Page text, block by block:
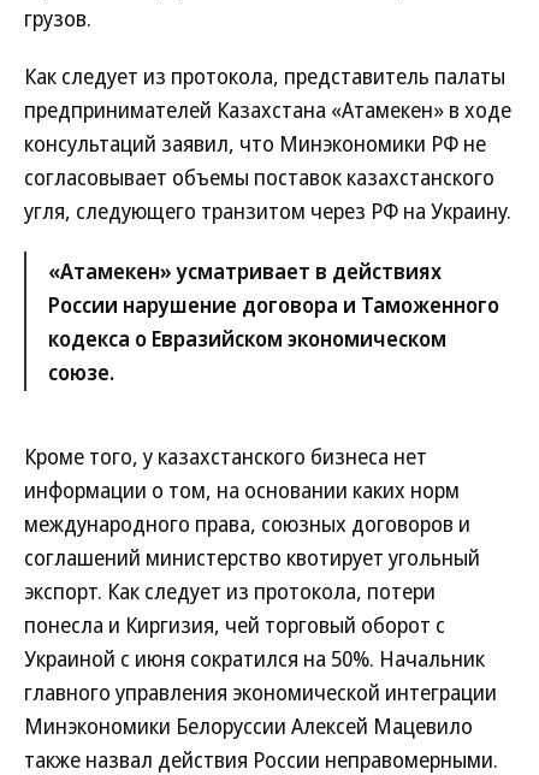
грузов.
Как следует из протокола, представитель палаты
предпринимателей Казахстана «Атамекен» в ходе
консультаций заявил, что Минэкономики РФ не
согласовывает объемы поставок казахстанского
угля, следующего транзитом через РФ на Украину.
«Атамекен» усматривает в действиях
России нарушение договора и Таможенного
кодекса о Евразийском экономическом
союзе.
Кроме того, у казахстанского бизнеса нет
информации о том, на основании каких норм
международного права, союзных договоров и
соглашений министерство квотирует угольный
экспорт. Как следует из протокола, потери
понесла и Киргизия, чей торговый оборот с
Украиной с июня сократился на 50%. Начальник
главного управления экономической интеграции
Минэкономики Белоруссии Алексей Мацевило
также назвал действия России неправомерными.